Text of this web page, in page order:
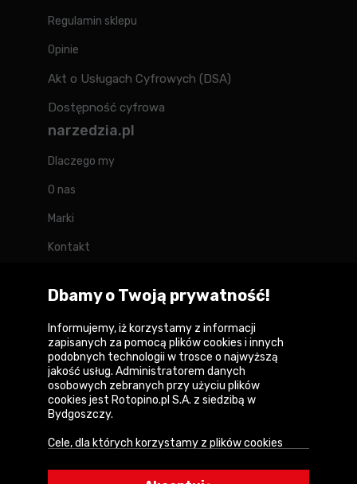
Regulamin sklepu
Opinie
Akt o Usługach Cyfrowych (DSA)
Dostępność cyfrowa
narzedzia.pl
Dlaczego my
O nas
Marki
Kontakt
Forum
Copyright © 2026
Polityka prywatności i zasady korzystania z
serwisu
Informacja o plikach cookies
Dbamy o Twoją prywatność!
Informujemy, iż korzystamy z informacji
zapisanych za pomocą plików cookies i innych
podobnych technologii w trosce o najwyższą
jakość usług. Administratorem danych
osobowych zebranych przy użyciu plików
cookies jest Rotopino.pl S.A. z siedzibą w
Bydgoszczy.
Cele, dla których korzystamy z plików cookies